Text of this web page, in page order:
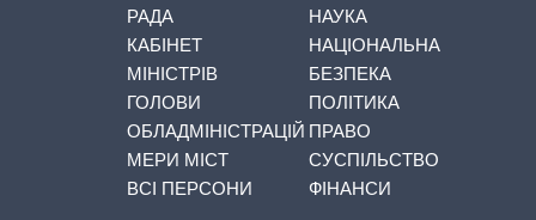
РАДА
КАБІНЕТ
МІНІСТРІВ
ГОЛОВИ
ОБЛАДМІНІСТРАЦІЙ
МЕРИ МІСТ
ВСІ ПЕРСОНИ
НАУКА
НАЦІОНАЛЬНА
БЕЗПЕКА
ПОЛІТИКА
ПРАВО
СУСПІЛЬСТВО
ФІНАНСИ